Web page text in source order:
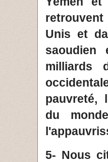
Unis et
saoudien
milliards
pauvreté,
du
5- Nous